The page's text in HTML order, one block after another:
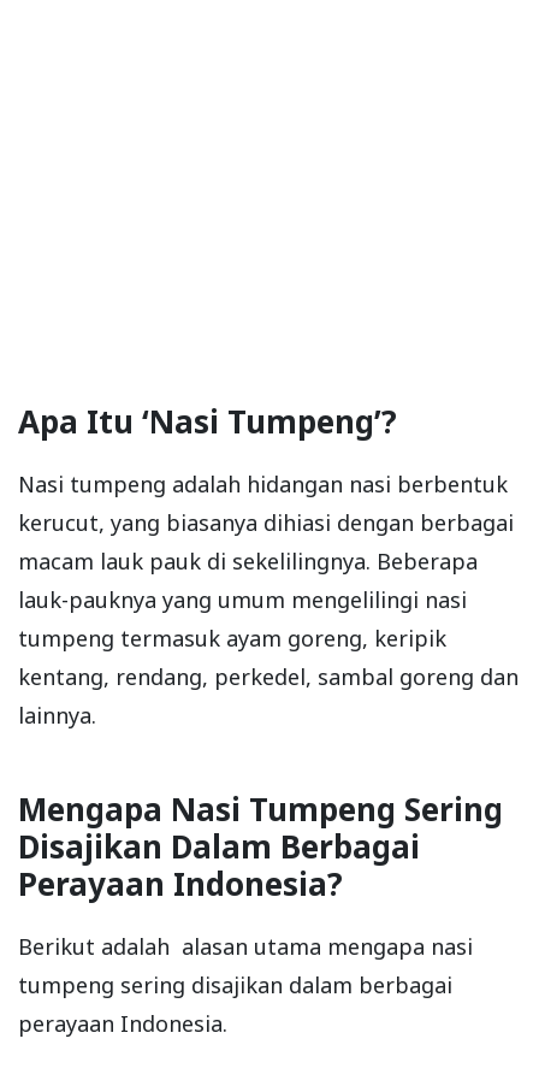
Apa Itu ‘Nasi Tumpeng’?
Nasi tumpeng adalah hidangan nasi berbentuk
kerucut, yang biasanya dihiasi dengan berbagai
macam lauk pauk di sekelilingnya. Beberapa
lauk-pauknya yang umum mengelilingi nasi
tumpeng termasuk ayam goreng, keripik
kentang, rendang, perkedel, sambal goreng dan
lainnya.
Mengapa Nasi Tumpeng Sering
Disajikan Dalam Berbagai
Perayaan Indonesia?
Berikut adalah alasan utama mengapa nasi
tumpeng sering disajikan dalam berbagai
perayaan Indonesia.